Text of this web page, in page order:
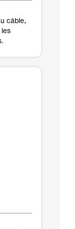
câble,
les